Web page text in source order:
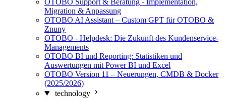
OTOBO Support & Beratung - Implementation,
Migration & Anpassung
OTOBO AI Assistant – Custom GPT für OTOBO &
Znuny
OTOBO - Helpdesk: Die Zukunft des Kundenservice-
Managements
OTOBO BI und Reporting: Statistiken und
Auswertungen mit Power BI und Excel
OTOBO Version 11 – Neuerungen, CMDB & Docker
(2025/2026)
technology